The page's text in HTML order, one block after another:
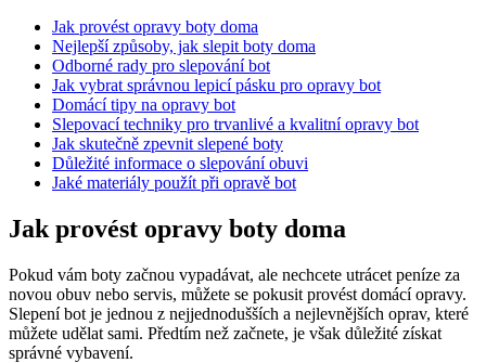
Jak provést opravy boty doma
Nejlepší způsoby, jak slepit boty doma
Odborné‌ rady pro slepování bot
Jak vybrat ⁣správnou lepicí pásku pro opravy bot
Domácí tipy ‌na opravy bot
Slepovací techniky⁢ pro trvanlivé ⁢a kvalitní opravy bot
Jak skutečně⁢ zpevnit slepené boty
Důležité informace o slepování obuvi
Jaké materiály použít při‌ opravě bot
Jak provést opravy boty doma
Pokud vám boty začnou vypadávat, ale nechcete utrácet peníze za
novou obuv nebo servis, můžete se pokusit provést ⁢domácí opravy.
Slepení bot je jednou z nejjednodušších a ⁢nejlevnějších ‍oprav, které‍
můžete udělat sami. Předtím než ⁤začnete, je však důležité získat
správné vybavení.